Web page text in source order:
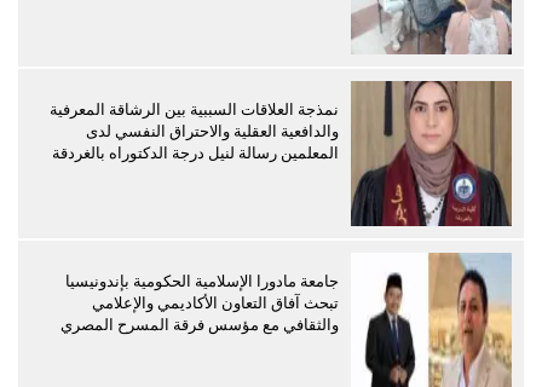
نمذجة العلاقات السببية بين الرشاقة المعرفية
والدافعية العقلية والاحتراق النفسي لدى
المعلمين رسالة لنيل درجة الدكتوراه بالغردقة
جامعة مادورا الإسلامية الحكومية بإندونيسيا
تبحث آفاق التعاون الأكاديمي والإعلامي
والثقافي مع مؤسس فرقة المسرح المصري